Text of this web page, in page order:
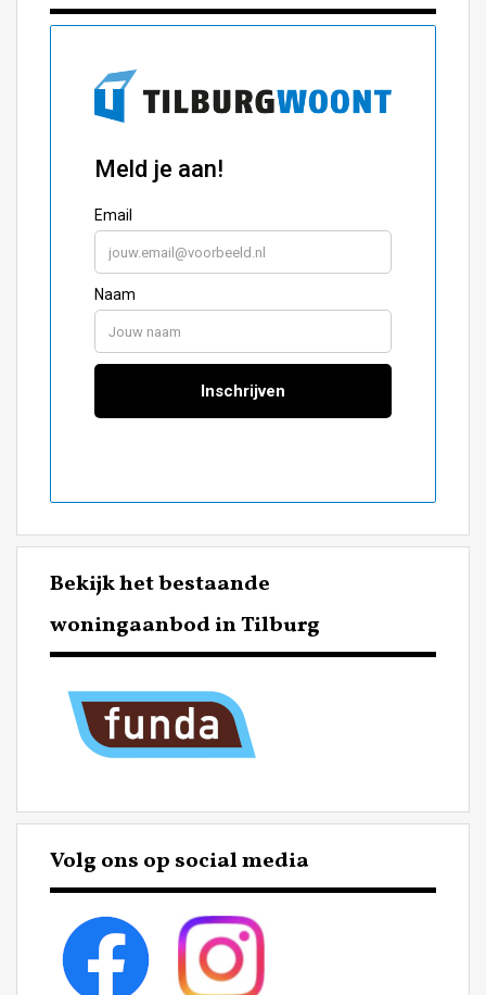
Bekijk het bestaande
woningaanbod in Tilburg
Volg ons op social media